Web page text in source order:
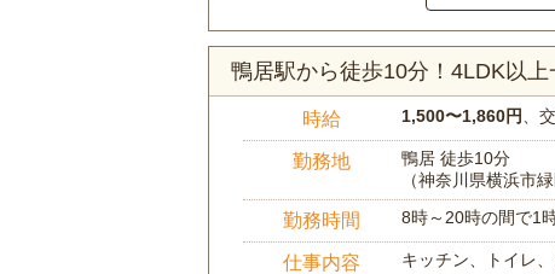
鴨居駅から徒歩10分！4LDK以
時給 1,500〜1,860円 、
勤務地
鴨居 徒歩10分
（神奈川県横浜市緑
勤務時間 8時～20時の間で1
仕事内容 キッチン、トイレ